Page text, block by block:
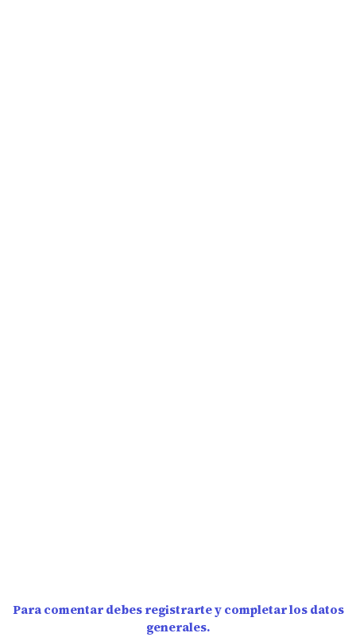
Para comentar debes registrarte y completar los datos
generales.